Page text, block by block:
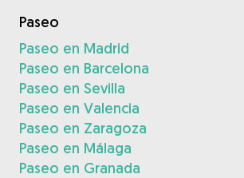
Paseo
Paseo en Madrid
Paseo en Barcelona
Paseo en Sevilla
Paseo en Valencia
Paseo en Zaragoza
Paseo en Málaga
Paseo en Granada